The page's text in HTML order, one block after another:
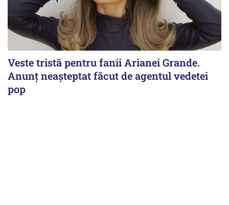
Veste tristă pentru fanii Arianei Grande.
Anunț neașteptat făcut de agentul vedetei
pop